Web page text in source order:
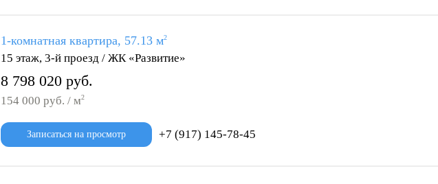
1-комнатная квартира, 57.13 м2
15 этаж, 3-й проезд / ЖК «Развитие»
8 798 020 руб.
154 000 руб. / м2
Записаться на просмотр +7 (917) 145-78-45